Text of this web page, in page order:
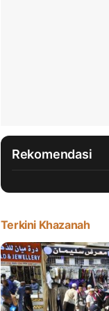
Rekomendasi
Terkini Khazanah